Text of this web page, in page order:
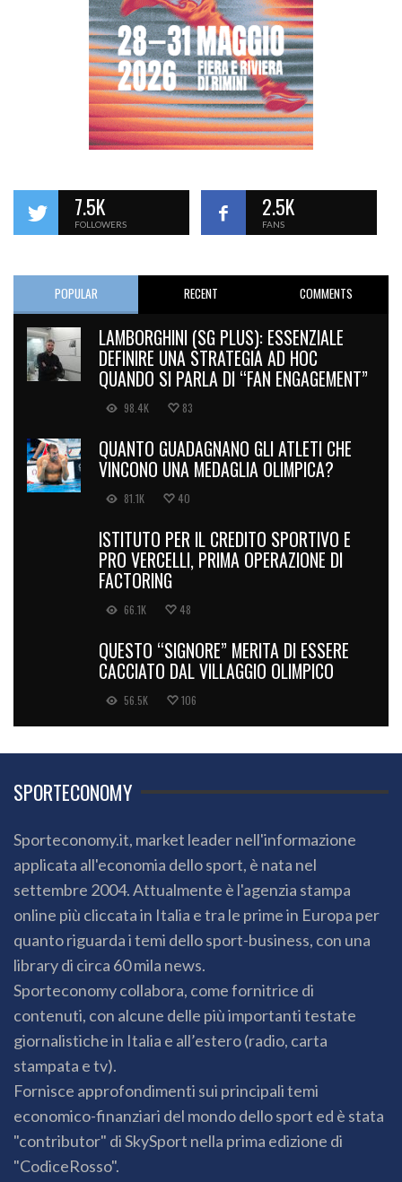
7.5K
FOLLOWERS
2.5K
FANS
POPULAR RECENT COMMENTS
LAMBORGHINI (SG PLUS): ESSENZIALE
DEFINIRE UNA STRATEGIA AD HOC
QUANDO SI PARLA DI “FAN ENGAGEMENT”
98.4K 83
QUANTO GUADAGNANO GLI ATLETI CHE
VINCONO UNA MEDAGLIA OLIMPICA?
81.1K 40
ISTITUTO PER IL CREDITO SPORTIVO E
PRO VERCELLI, PRIMA OPERAZIONE DI
FACTORING
66.1K 48
QUESTO “SIGNORE” MERITA DI ESSERE
CACCIATO DAL VILLAGGIO OLIMPICO
56.5K 106
SPORTECONOMY
Sporteconomy.it, market leader nell'informazione
applicata all'economia dello sport, è nata nel
settembre 2004. Attualmente è l'agenzia stampa
online più cliccata in Italia e tra le prime in Europa per
quanto riguarda i temi dello sport-business, con una
library di circa 60 mila news.
Sporteconomy collabora, come fornitrice di
contenuti, con alcune delle più importanti testate
giornalistiche in Italia e all’estero (radio, carta
stampata e tv).
Fornisce approfondimenti sui principali temi
economico-finanziari del mondo dello sport ed è stata
"contributor" di SkySport nella prima edizione di
"CodiceRosso".